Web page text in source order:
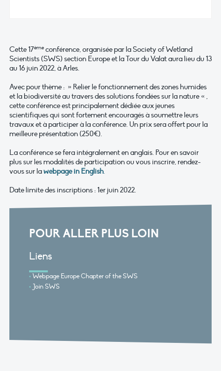
Cette 17èmeconférence, organisée par la Society of Wetland
Scientists (SWS) section Europe et la Tour du Valat aura lieu du 13
au 16 juin 2022, à Arles.
Avec pour thème : » Relier le fonctionnement des zones humides
et la biodiversité au travers des solutions fondées sur la nature « ,
cette conférence est principalement dédiée aux jeunes
scientifiques qui sont fortement encouragés à soumettre leurs
travaux et à participer à la conférence. Un prix sera offert pour la
meilleure présentation (250€).
La conférence se fera intégralement en anglais. Pour en savoir
plus sur les modalités de participation ou vous inscrire, rendez-
vous sur lawebpage in English.
Date limite des inscriptions : 1er juin 2022.
POUR ALLER PLUS LOIN
Liens
Webpage Europe Chapter of the SWS
Join SWS